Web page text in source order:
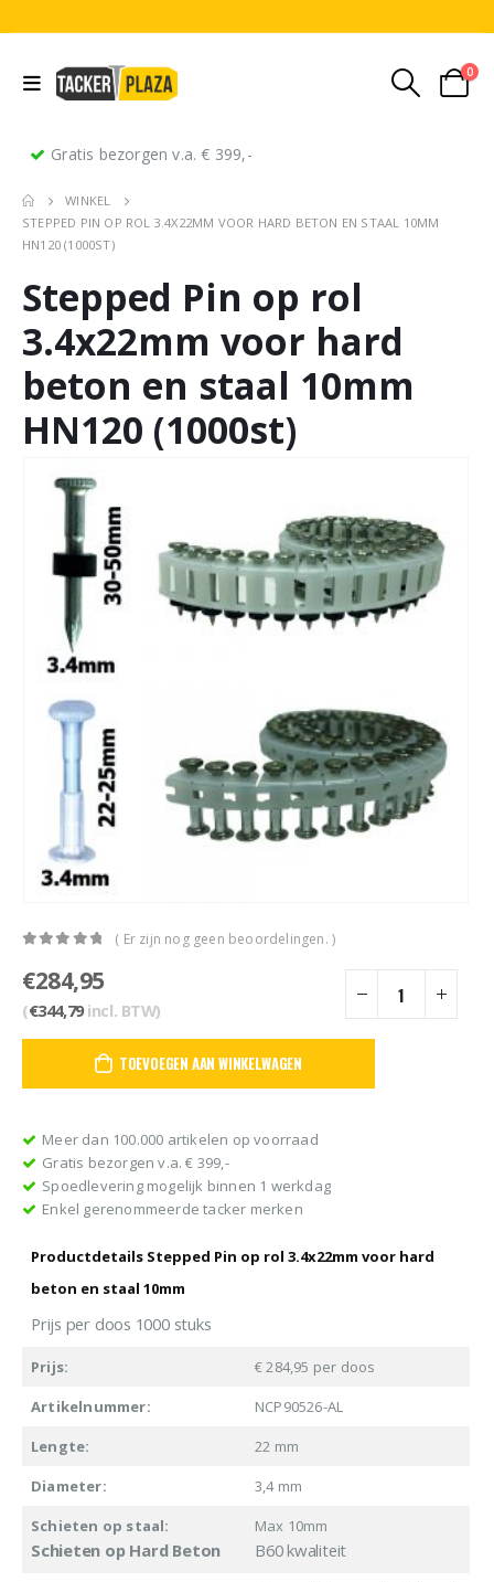
0
Gratis bezorgen v.a. € 399,-
WINKEL
STEPPED PIN OP ROL 3.4X22MM VOOR HARD BETON EN STAAL 10MM
HN120 (1000ST)
Stepped Pin op rol
3.4x22mm voor hard
beton en staal 10mm
HN120 (1000st)
( Er zijn nog geen beoordelingen. )
€284,95
(€344,79incl. BTW)
TOEVOEGEN AAN WINKELWAGEN
Meer dan 100.000 artikelen op voorraad
Gratis bezorgen v.a. € 399,-
Spoedlevering mogelijk binnen 1 werkdag
Enkel gerenommeerde tacker merken
Productdetails Stepped Pin op rol 3.4x22mm voor hard
beton en staal 10mm
Prijs per doos 1000 stuks
Prijs:
€ 284,95 per doos
Artikelnummer:
NCP90526-AL
Lengte:
22 mm
Diameter:
3,4 mm
Schieten op staal:
Schieten op Hard Beton
Max 10mm
B60 kwaliteit